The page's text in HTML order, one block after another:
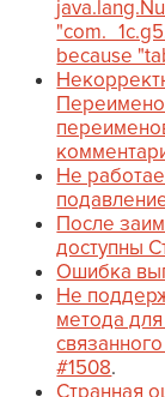
because
Не
После
доступны
Ошибка
Не
метода
#1508.